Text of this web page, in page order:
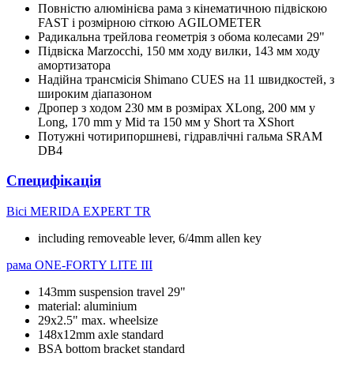
Повністю алюмінієва рама з кінематичною підвіскою
FAST і розмірною сіткою AGILOMETER
Радикальна трейлова геометрія з обома колесами 29"
Підвіска Marzocchi, 150 мм ходу вилки, 143 мм ходу
амортизатора
Надійна трансмісія Shimano CUES на 11 швидкостей, з
широким діапазоном
Дропер з ходом 230 мм в розмірах XLong, 200 мм у
Long, 170 mm у Mid та 150 мм у Short та XShort
Потужні чотирипоршневі, гідравлічні гальма SRAM
DB4
Специфікація
Вісі MERIDA EXPERT TR
including removeable lever, 6/4mm allen key
рама ONE-FORTY LITE III
143mm suspension travel 29"
material: aluminium
29x2.5" max. wheelsize
148x12mm axle standard
BSA bottom bracket standard